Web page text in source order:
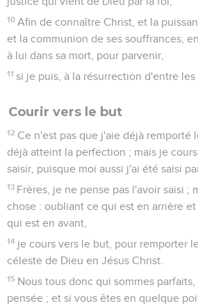
10 Afin de connaître Christ, et la
et la communion de ses souffrances,
à lui dans sa mort, pour parvenir,
11 si je puis, à la résurrection d'entre les
Courir vers le but
12 Ce n'est pas que j'aie déjà remporté
déjà atteint la perfection ; mais je
saisir, puisque moi aussi j'ai été saisi
13 Frères, je ne pense pas l'avoir saisi ;
chose : oubliant ce qui est en arrière
qui est en avant,
14 je cours vers le but, pour remporter
céleste de Dieu en Jésus Christ.
15 Nous tous donc qui sommes
pensée ; et si vous êtes en quelque